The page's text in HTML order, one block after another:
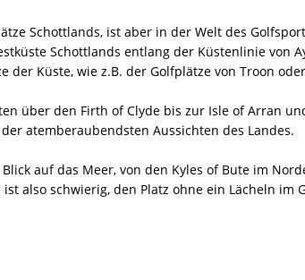
Schottlands, ist aber in der Welt des
Schottlands entlang der Küstenlinie von
der Küste, wie z.B. der Golfplätze von Troon
über den Firth of Clyde bis zur Isle of Arran
atemberaubendsten Aussichten des Landes.
auf das Meer, von den Kyles of Bute im
also schwierig, den Platz ohne ein Lächeln im